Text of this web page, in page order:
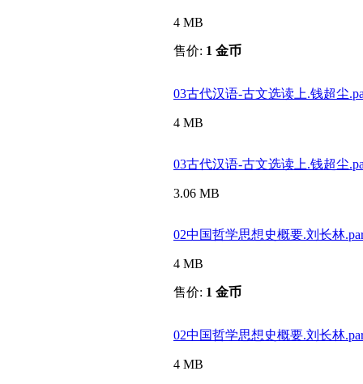
4 MB
售价: 1 金币
03古代汉语-古文选读上.钱超尘
4 MB
03古代汉语-古文选读上.钱超尘
3.06 MB
02中国哲学思想史概要.刘长林
4 MB
售价: 1 金币
02中国哲学思想史概要.刘长林
4 MB